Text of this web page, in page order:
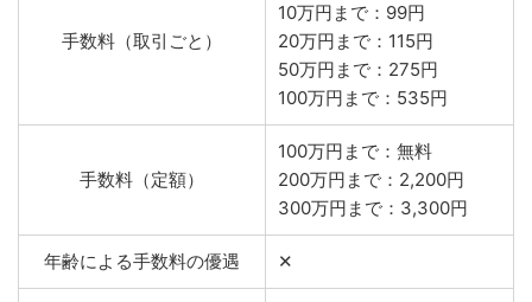
手数料（取引ごと）
10万円まで：99円
20万円まで：115円
50万円まで：275円
100万円まで：535円
手数料（定額）
100万円まで：無料
200万円まで：2,200円
300万円まで：3,300円
年齢による手数料の優遇 ✕